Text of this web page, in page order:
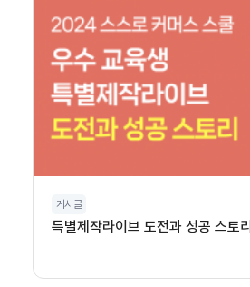
게시글
특별제작라이브 도전과 성공 스토리